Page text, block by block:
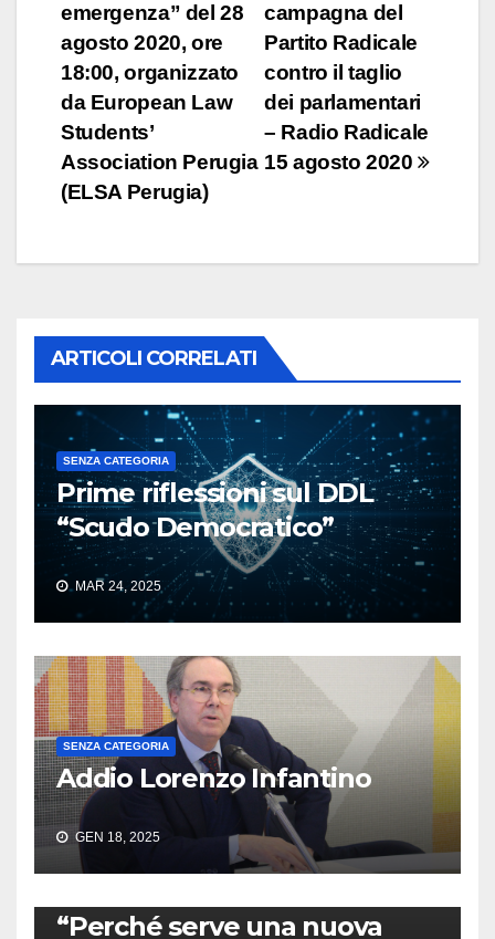
campagna del
Partito Radicale
contro il taglio
dei parlamentari
– Radio Radicale
15 agosto 2020
emergenza” del 28
agosto 2020, ore
18:00, organizzato
da European Law
Students’
Association Perugia
(ELSA Perugia)
ARTICOLI CORRELATI
SENZA CATEGORIA
Prime riflessioni sul DDL
“Scudo Democratico”
MAR 24, 2025
SENZA CATEGORIA
Addio Lorenzo Infantino
GEN 18, 2025
“Perché serve una nuova